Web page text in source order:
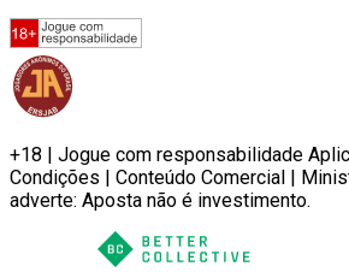
+18 | Jogue com responsabilidade
Condições | Conteúdo Comercial |
adverte: Aposta não é investimento.